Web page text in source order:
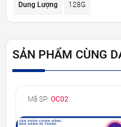
Dung Lượng 128G
SẢN PHẨM CÙNG
Mã SP: OC02